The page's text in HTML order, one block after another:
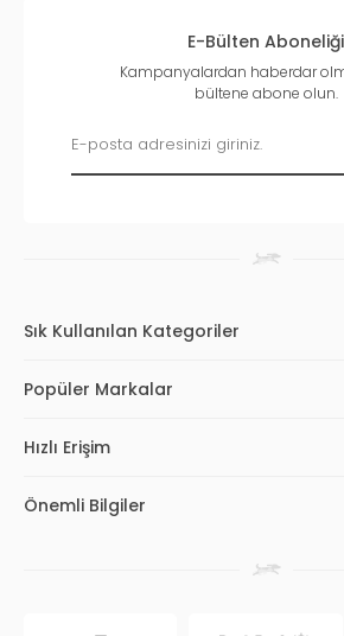
E-Bülten Aboneliği
Kampanyalardan haberdar
bültene abone olun.
Sık Kullanılan Kategoriler
Popüler Markalar
Hızlı Erişim
Önemli Bilgiler